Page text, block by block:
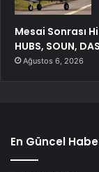
Mesai Sonrası
HUBS, SOUN,
Ağustos 6, 2026
En Güncel